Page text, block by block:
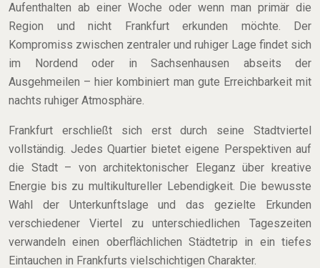
Aufenthalten ab einer Woche oder wenn man primär die
Region und nicht Frankfurt erkunden möchte. Der
Kompromiss zwischen zentraler und ruhiger Lage findet sich
im Nordend oder in Sachsenhausen abseits der
Ausgehmeilen – hier kombiniert man gute Erreichbarkeit mit
nachts ruhiger Atmosphäre.
Frankfurt erschließt sich erst durch seine Stadtviertel
vollständig. Jedes Quartier bietet eigene Perspektiven auf
die Stadt – von architektonischer Eleganz über kreative
Energie bis zu multikultureller Lebendigkeit. Die bewusste
Wahl der Unterkunftslage und das gezielte Erkunden
verschiedener Viertel zu unterschiedlichen Tageszeiten
verwandeln einen oberflächlichen Städtetrip in ein tiefes
Eintauchen in Frankfurts vielschichtigen Charakter.